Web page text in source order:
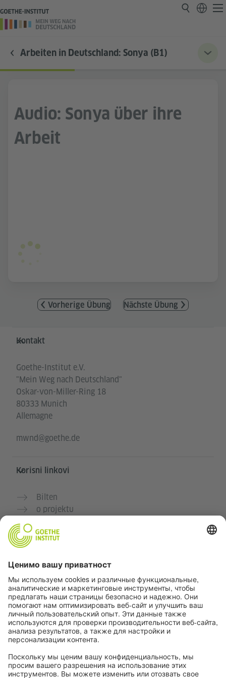
Arbeiten in Deutschland: Sonya (B1)
Audio: Sonya über ihre
Arbeit
Vorherige Übung Nächste Übung
Service- und Informationsbereich
Kontakt
Goethe-Institut e.V.
"Mein Weg nach Deutschland"
Oskar-von-Miller-Ring 18
80333 Munich
Allemagne
mwnd@goethe.de
Korisni linkovi
Bilten
o projektu
Zajednica „Deutsch für dich“
Vežbajte nemački besplatno
Kurse nemačkog jezika Goethe-Instituta
Portal za nastavnike „Deutschstunde“
Privatnost i pristupačnost